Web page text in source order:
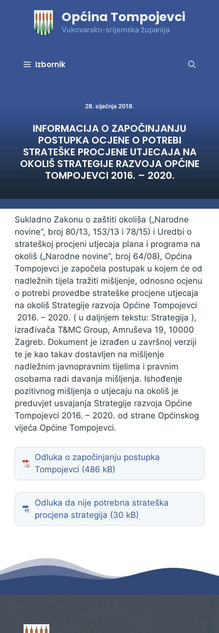
Općina Tompojevci
Vukovarsko-srijemska županija
Izbornik
28. siječnja 2018.
INFORMACIJA O ZAPOČINJANJU
POSTUPKA OCJENE O POTREBI
STRATEŠKE PROCJENE UTJECAJA NA
OKOLIŠ STRATEGIJE RAZVOJA OPĆINE
TOMPOJEVCI 2016. – 2020.
Sukladno Zakonu o zaštiti okoliša („Narodne
novine“, broj 80/13, 153/13 i 78/15) i Uredbi o
strateškoj procjeni utjecaja plana i programa na
okoliš („Narodne novine“, broj 64/08), Općina
Tompojevci je započela postupak u kojem će od
nadležnih tijela tražiti mišljenje, odnosno ocjenu
o potrebi provedbe strateške procjene utjecaja
na okoliš Strategije razvoja Općine Tompojevci
2016. – 2020. ( u daljnjem tekstu: Strategija ),
izrađivača T&MC Group, Amruševa 19, 10000
Zagreb. Dokument je izrađen u završnoj verziji
te je kao takav dostavljen na mišljenje
nadležnim javnopravnim tijelima i pravnim
osobama radi davanja mišljenja. Ishođenje
pozitivnog mišljenja o utjecaju na okoliš je
preduvjet usvajanja Strategije razvoja Općine
Tompojevci 2016. – 2020. od strane Općinskog
vijeća Općine Tompojevci.
Odluka o započinjanju postupka
Tompojevci
Odluka da nije potrebna strateška
procjena strategija